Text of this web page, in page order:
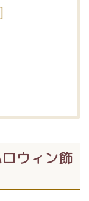
ウィン飾